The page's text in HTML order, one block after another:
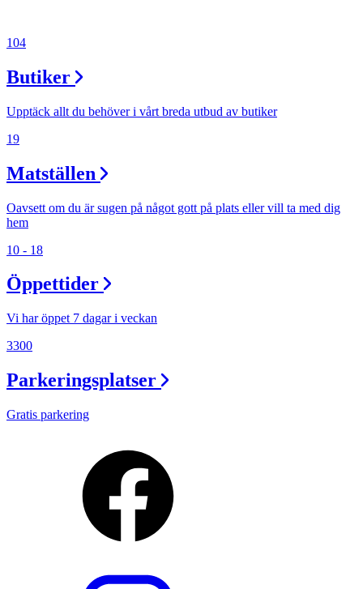
Presentkort
104
Butiker
Upptäck allt du behöver i vårt breda utbud av butiker
19
Matställen
Oavsett om du är sugen på något gott på plats eller vill ta med dig
hem
10 - 18
Öppettider
Vi har öppet 7 dagar i veckan
3300
Parkeringsplatser
Gratis parkering